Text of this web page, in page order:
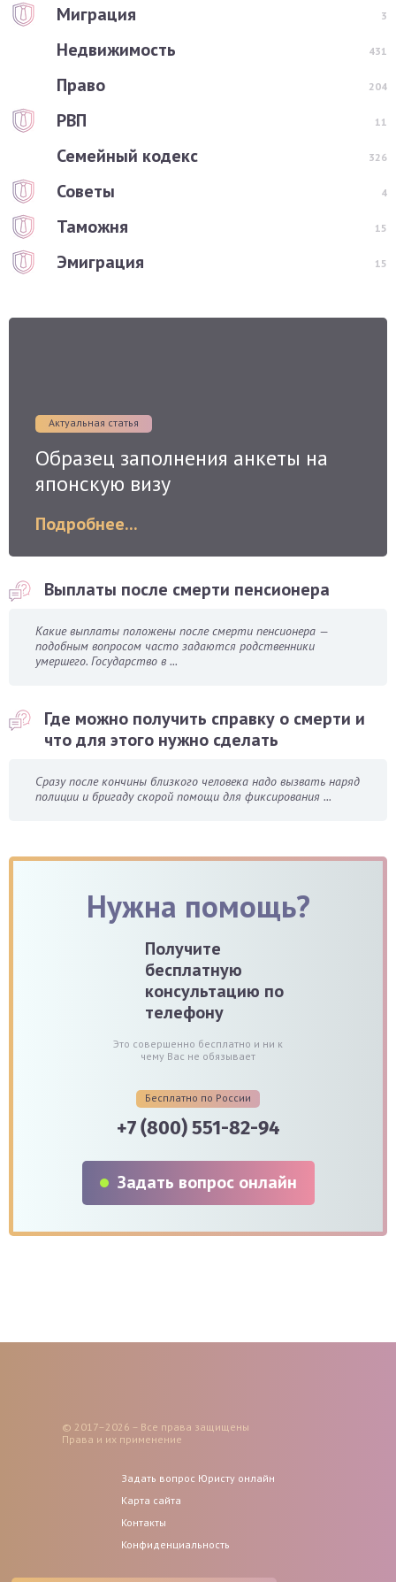
Миграция 3
Недвижимость 431
Право 204
РВП 11
Семейный кодекс 326
Советы 4
Таможня 15
Эмиграция 15
Актуальная статья
Образец заполнения анкеты на
японскую визу
Подробнее...
Выплаты после смерти пенсионера
Какие выплаты положены после смерти пенсионера —
подобным вопросом часто задаются родственники
умершего. Государство в ...
Где можно получить справку о смерти и
что для этого нужно сделать
Сразу после кончины близкого человека надо вызвать наряд
полиции и бригаду скорой помощи для фиксирования ...
Нужна помощь?
Получите
бесплатную
консультацию по
телефону
Это совершенно бесплатно и ни к
чему Вас не обязывает
Бесплатно по России
+7 (800) 551-82-94
Задать вопрос онлайн
© 2017–2026 – Все права защищены
Права и их применение
Задать вопрос Юристу онлайн
Карта сайта
Контакты
Конфиденциальность